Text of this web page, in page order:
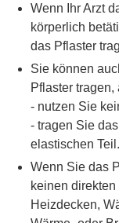
Wenn Ihr Arzt
körperlich
das Pflaster
Sie können
Pflaster tragen,
- nutzen Sie
- tragen Sie
elastischen Teil.
Wenn Sie das
keinen
Heizdecken,